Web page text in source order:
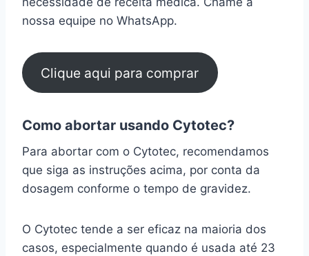
nossa equipe no WhatsApp.
Clique aqui para comprar
Como abortar usando Cytotec?
Para abortar com o Cytotec, recomendamos
que siga as instruções acima, por conta da
dosagem conforme o tempo de gravidez.
O Cytotec tende a ser eficaz na maioria dos
casos, especialmente quando é usada até 23